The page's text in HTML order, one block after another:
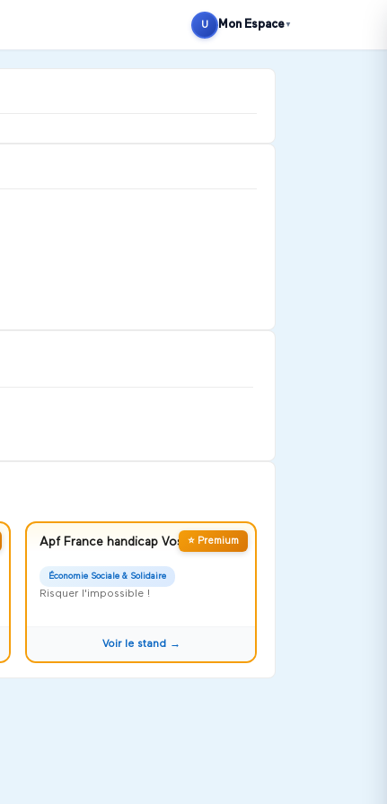
U Mon Espace ▼
⭐ Premium
Apf France handicap Vosges
Économie Sociale & Solidaire
Risquer l'impossible !
Voir le stand →